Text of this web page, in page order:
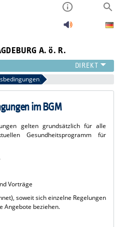
A. ö. R.
& Rückblick
im BGM
gelten grundsätzlich für alle
Gesundheitsprogramm für
Vorträge
soweit sich einzelne Regelungen
Angebote beziehen.